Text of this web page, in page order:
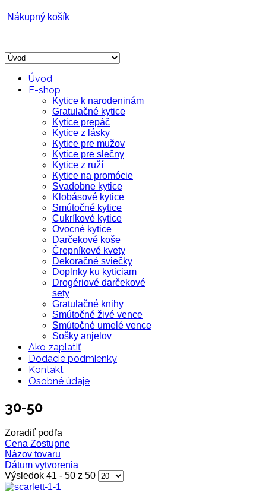
Nákupný košík
Úvod
E-shop
Kytice k narodeninám
Gratulačné kytice
Kytice prepáč
Kytice z lásky
Kytice pre mužov
Kytice pre slečny
Kytice z ruží
Kytice na promócie
Svadobne kytice
Klobásové kytice
Smútočné kytice
Cukríkové kytice
Ovocné kytice
Darčekové koše
Črepníkové kvety
Dekoračné sviečky
Doplnky ku kyticiam
Drogériové darčekové
sety
Gratulačné knihy
Smútočné živé vence
Smútočné umelé vence
Sošky anjelov
Ako zaplatiť
Dodacie podmienky
Kontakt
Osobné údaje
30-50
Zoradiť podľa
Cena Zostupne
Názov tovaru
Dátum vytvorenia
Výsledok 41 - 50 z 50